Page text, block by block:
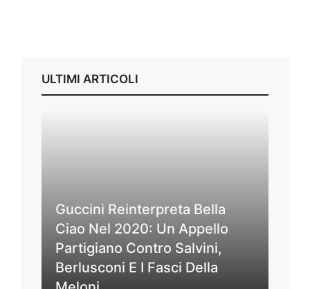
ULTIMI ARTICOLI
Guccini Reinterpreta Bella
Ciao Nel 2020: Un Appello
Partigiano Contro Salvini,
Berlusconi E I Fasci Della